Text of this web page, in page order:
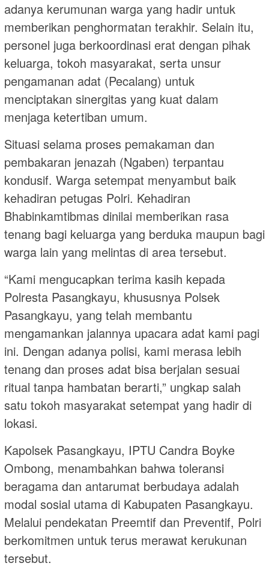
adanya kerumunan warga yang hadir untuk
memberikan penghormatan terakhir. Selain itu,
personel juga berkoordinasi erat dengan pihak
keluarga, tokoh masyarakat, serta unsur
pengamanan adat (Pecalang) untuk
menciptakan sinergitas yang kuat dalam
menjaga ketertiban umum.
Situasi selama proses pemakaman dan
pembakaran jenazah (Ngaben) terpantau
kondusif. Warga setempat menyambut baik
kehadiran petugas Polri. Kehadiran
Bhabinkamtibmas dinilai memberikan rasa
tenang bagi keluarga yang berduka maupun bagi
warga lain yang melintas di area tersebut.
“Kami mengucapkan terima kasih kepada
Polresta Pasangkayu, khususnya Polsek
Pasangkayu, yang telah membantu
mengamankan jalannya upacara adat kami pagi
ini. Dengan adanya polisi, kami merasa lebih
tenang dan proses adat bisa berjalan sesuai
ritual tanpa hambatan berarti,” ungkap salah
satu tokoh masyarakat setempat yang hadir di
lokasi.
Kapolsek Pasangkayu, IPTU Candra Boyke
Ombong, menambahkan bahwa toleransi
beragama dan antarumat berbudaya adalah
modal sosial utama di Kabupaten Pasangkayu.
Melalui pendekatan Preemtif dan Preventif, Polri
berkomitmen untuk terus merawat kerukunan
tersebut.